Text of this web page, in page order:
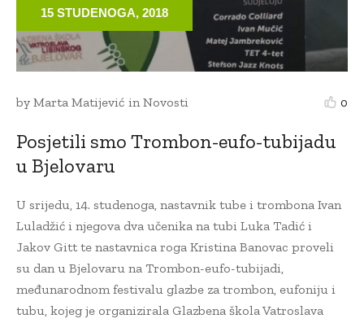
15 STUDENOGA, 2018
0
by Marta Matijević inNovosti
Posjetili smo Trombon-eufo-tubijadu
u Bjelovaru
U srijedu, 14. studenoga, nastavnik tube i trombona Ivan
Luladžić i njegova dva učenika na tubi Luka Tadić i
Jakov Gitt te nastavnica roga Kristina Banovac proveli
su dan u Bjelovaru na Trombon-eufo-tubijadi,
međunarodnom festivalu glazbe za trombon, eufoniju i
tubu, kojeg je organizirala Glazbena škola Vatroslava